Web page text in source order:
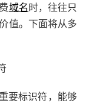
域名时，往往只
值。下面将从多
要标识符，能够